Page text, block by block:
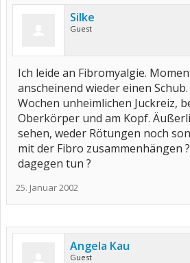
Silke
Guest
Ich leide an Fibromyalgie.
anscheinend wieder einen
Wochen unheimlichen Juckreiz,
Oberkörper und am Kopf.
sehen, weder Rötungen noch
mit der Fibro zusammenhängen
dagegen tun ?
25. Januar 2002
Angela Kau
Guest